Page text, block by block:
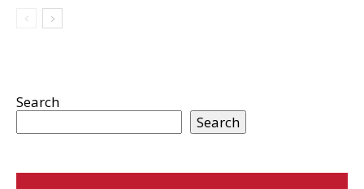
Search
Search